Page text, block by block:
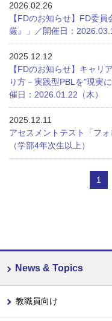
2026.02.26
【FDのお知らせ】FD委
厳』」／開催日：
2025.12.12
【FDのお知らせ】キャリ
り方－実践型PBLを"現実
催日：2026.01.22（木）
2025.12.11
アセスメントテスト「フ
（学部4年次生以上）
1
News & Topics
教職員向け